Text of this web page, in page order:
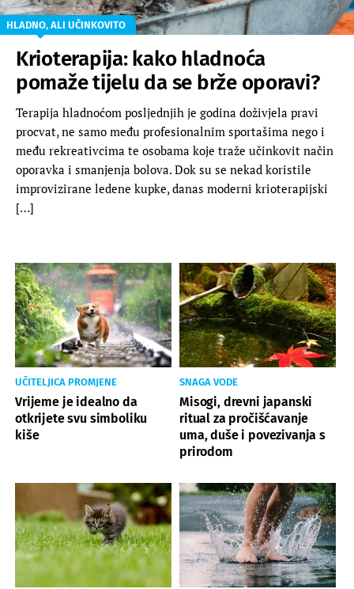
HLADNO, ALI UČINKOVITO
Krioterapija: kako hladnoća
pomaže tijelu da se brže oporavi?
Terapija hladnoćom posljednjih je godina doživjela pravi
procvat, ne samo među profesionalnim sportašima nego i
među rekreativcima te osobama koje traže učinkovit način
oporavka i smanjenja bolova. Dok su se nekad koristile
improvizirane ledene kupke, danas moderni krioterapijski
[…]
UČITELJICA PROMJENE
Vrijeme je idealno da
otkrijete svu simboliku
kiše
SNAGA VODE
Misogi, drevni japanski
ritual za pročišćavanje
uma, duše i povezivanja s
prirodom